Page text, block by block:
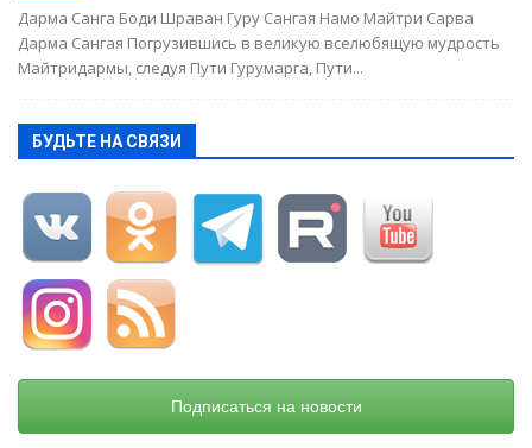
Дарма Санга Боди Шраван Гуру Сангая Намо Майтри Сарва
Дарма Сангая Погрузившись в великую вселюбящую мудрость
Майтридармы, следуя Пути Гурумарга, Пути...
БУДЬТЕ НА СВЯЗИ
Подписаться на новости